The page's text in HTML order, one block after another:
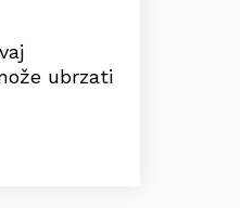
ubrzati